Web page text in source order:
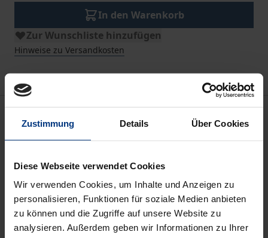
Zustimmung Details Über Cookies
Diese Webseite verwendet Cookies
Wir verwenden Cookies, um Inhalte und Anzeigen zu
personalisieren, Funktionen für soziale Medien anbieten
zu können und die Zugriffe auf unsere Website zu
analysieren. Außerdem geben wir Informationen zu Ihrer
In den Warenkorb
Zur Wunschliste hinzufügen
Hinweise zu Versandkosten
Beschreibung
von den Menschen ein hohes
Anpassungsvermögen, sowohl hinsichtlich der
geforderten Flexibilität als auch der räumlichen
Mobilität. Das führt unweigerlich zu erhöhten
physischen und psychischen Belastungen der